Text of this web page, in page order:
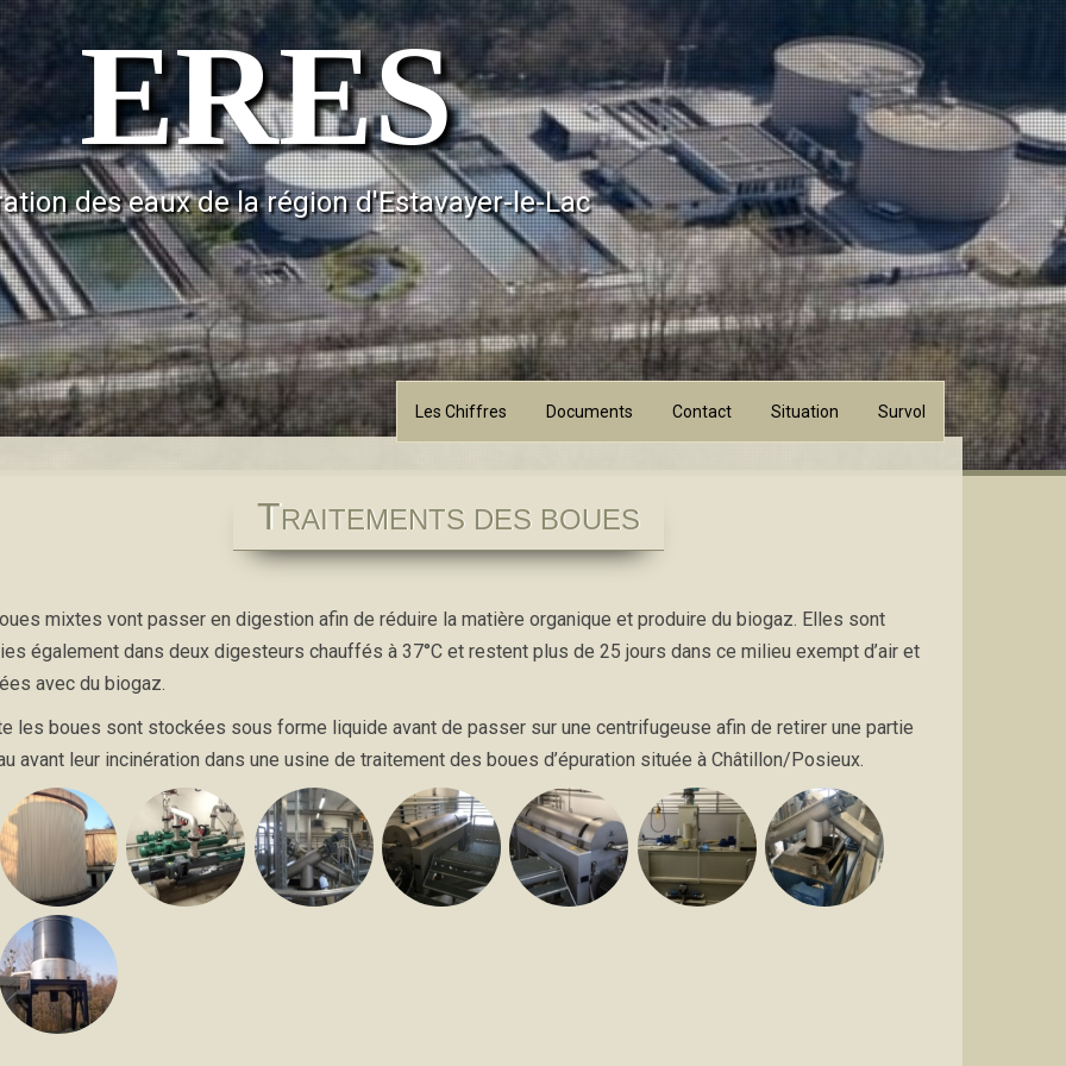
ERES
des eaux de la région d'Estavayer-le-Lac
Les Chiffres Documents Contact Situation Survol
TRAITEMENTS DES BOUES
mixtes vont passer en digestion afin de réduire la matière organique et produire du biogaz. Elles sont
également dans deux digesteurs chauffés à 37°C et restent plus de 25 jours dans ce milieu exempt d’air et
avec du biogaz.
les boues sont stockées sous forme liquide avant de passer sur une centrifugeuse afin de retirer une partie
avant leur incinération dans une usine de traitement des boues d’épuration située à Châtillon/Posieux.